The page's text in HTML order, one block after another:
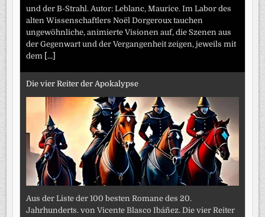
und der B-Strahl. Autor: Leblanc, Maurice. Im Labor des
alten Wissenschaftlers Noël Dorgeroux tauchen
ungewöhnliche, animierte Visionen auf, die Szenen aus
der Gegenwart und der Vergangenheit zeigen, jeweils mit
dem [...]
Die vier Reiter der Apokalypse
Aus der Liste der 100 besten Romane des 20.
Jahrhunderts. von Vicente Blasco Ibáñez. Die vier Reiter